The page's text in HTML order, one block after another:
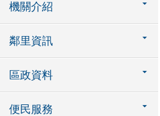
機關介紹
鄰里資訊
區政資料
便民服務